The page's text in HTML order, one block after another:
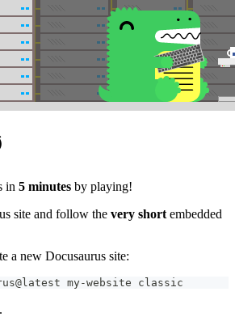
in 5 minutes by playing!
site and follow the very short embedded
a new Docusaurus site:
my-website classic